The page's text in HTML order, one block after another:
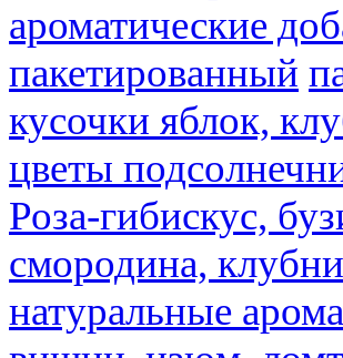
ароматические
пакетированный
кусочки яблок,
цветы
Роза-гибискус,
смородина,
натуральные